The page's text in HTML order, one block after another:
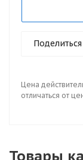
Поделиться
Цена
отличаться от
Товары